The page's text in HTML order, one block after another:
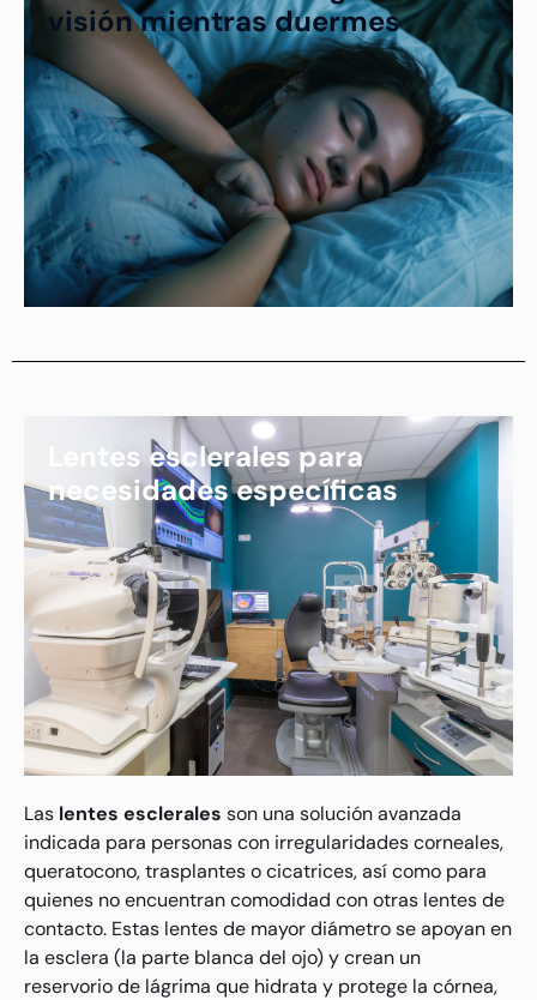
visión mientras duermes
Lentes esclerales para
necesidades específicas
Las lentes esclerales son una solución avanzada
indicada para personas con irregularidades corneales,
queratocono, trasplantes o cicatrices, así como para
quienes no encuentran comodidad con otras lentes de
contacto. Estas lentes de mayor diámetro se apoyan en
la esclera (la parte blanca del ojo) y crean un
reservorio de lágrima que hidrata y protege la córnea,